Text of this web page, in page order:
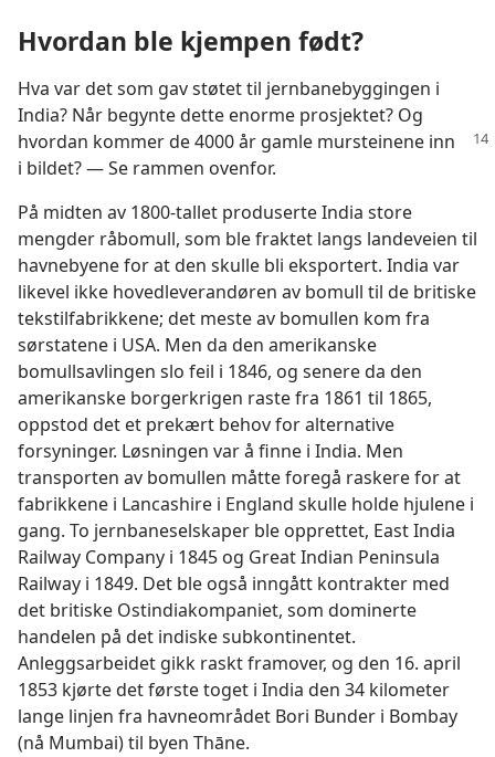
Hvordan ble kjempen født?
Hva var det som gav støtet til jernbanebyggingen i
India? Når begynte dette enorme prosjektet? Og
hvordan kommer de 4000 år gamle mursteinene inn
i bildet? — Se rammen ovenfor.
På midten av 1800-tallet produserte India store
mengder råbomull, som ble fraktet langs landeveien til
havnebyene for at den skulle bli eksportert. India var
likevel ikke hovedleverandøren av bomull til de britiske
tekstilfabrikkene; det meste av bomullen kom fra
sørstatene i USA. Men da den amerikanske
bomullsavlingen slo feil i 1846, og senere da den
amerikanske borgerkrigen raste fra 1861 til 1865,
oppstod det et prekært behov for alternative
forsyninger. Løsningen var å finne i India. Men
transporten av bomullen måtte foregå raskere for at
fabrikkene i Lancashire i England skulle holde hjulene i
gang. To jernbaneselskaper ble opprettet, East India
Railway Company i 1845 og Great Indian Peninsula
Railway i 1849. Det ble også inngått kontrakter med
det britiske Ostindiakompaniet, som dominerte
handelen på det indiske subkontinentet.
Anleggsarbeidet gikk raskt framover, og den 16. april
1853 kjørte det første toget i India den 34 kilometer
lange linjen fra havneområdet Bori Bunder i Bombay
(nå Mumbai) til byen Thāne.